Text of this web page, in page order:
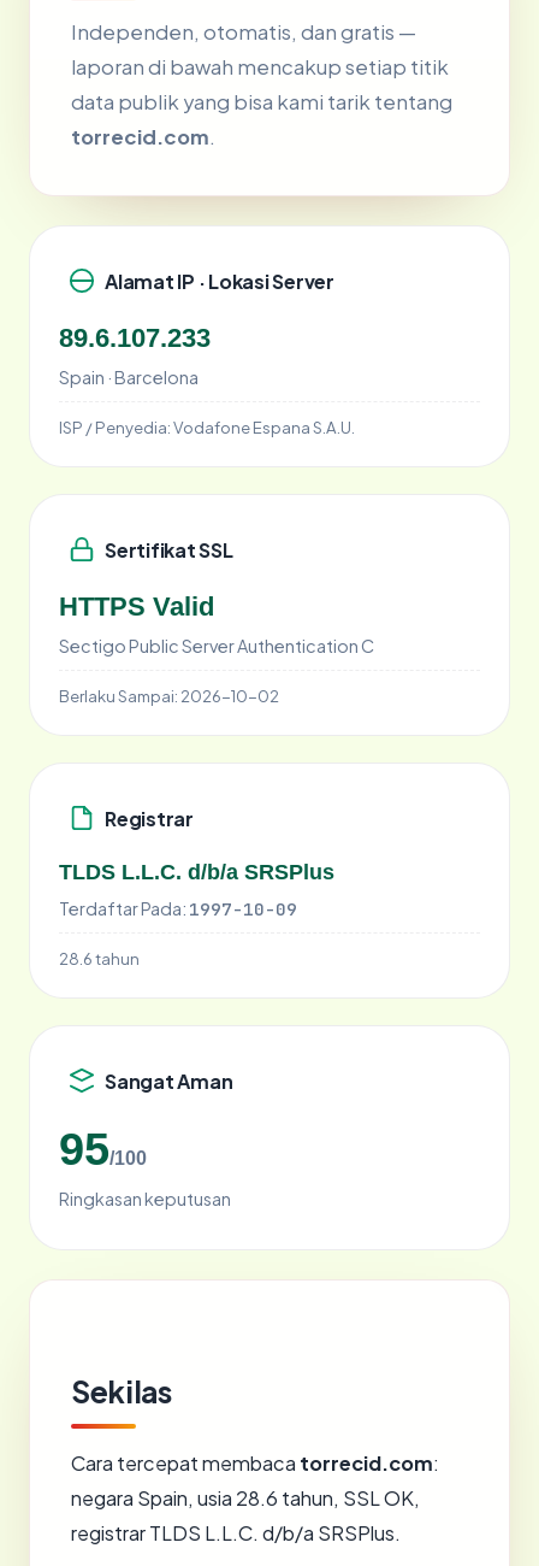
Independen, otomatis, dan gratis —
laporan di bawah mencakup setiap titik
data publik yang bisa kami tarik tentang
torrecid.com.
Alamat IP · Lokasi Server
89.6.107.233
Spain · Barcelona
ISP / Penyedia:Vodafone Espana S.A.U.
Sertifikat SSL
HTTPS Valid
Sectigo Public Server Authentication C
Berlaku Sampai: 2026-10-02
Registrar
TLDS L.L.C. d/b/a SRSPlus
Terdaftar Pada: 1997-10-09
28.6 tahun
Sangat Aman
95/100
Ringkasan keputusan
Sekilas
Cara tercepat membaca torrecid.com:
negara Spain, usia 28.6 tahun, SSL OK,
registrar TLDS L.L.C. d/b/a SRSPlus.